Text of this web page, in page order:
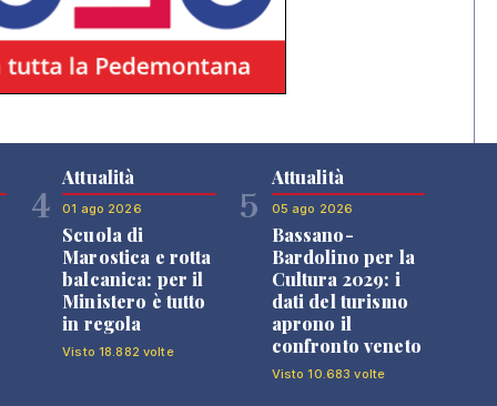
4
Attualità
01 ago 2026
Scuola di
Marostica e rotta
balcanica: per il
Ministero è tutto
in regola
Visto 18.882 volte
5
Attualità
05 ago 2026
Bassano-
Bardolino per la
Cultura 2029: i
dati del turismo
aprono il
confronto veneto
Visto 10.683 volte